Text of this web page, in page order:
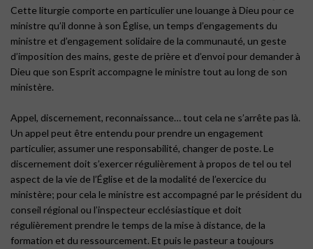
Cette liturgie comporte en particulier une louange à Dieu pour ce
ministre qu’il donne à son Église, un temps d’engagements du
ministre et d’engagement solidaire de la communauté, un geste
d’imposition des mains, geste de prière et d’envoi pour demander à
Dieu que son Esprit accompagne le ministre tout au long de son
ministère.
Appel, discernement, reconnaissance… tout cela ne s’arrête pas là.
Un appel peut être entendu pour prendre un engagement
particulier, assumer une responsabilité, changer de poste. Le
discernement doit s’exercer régulièrement à propos de tel ou tel
aspect de la vie de l’Église et de la modalité de l’exercice du
ministère; pour cela le ministre est accompagné par le président du
conseil régional ou l’inspecteur ecclésiastique et doit
régulièrement prendre le temps de la mise à distance, de la
formation et du ressourcement. Et puis le pasteur a toujours